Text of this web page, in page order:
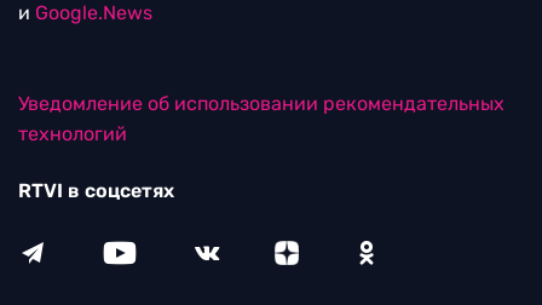
и Google.News
Уведомление об использовании рекомендательных
технологий
RTVI в соцсетях